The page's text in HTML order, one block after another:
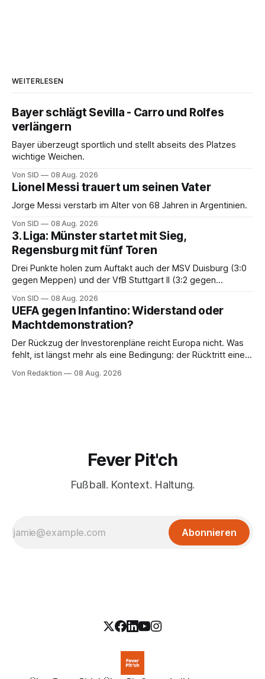
WEITERLESEN
Bayer schlägt Sevilla - Carro und Rolfes
verlängern
Bayer überzeugt sportlich und stellt abseits des Platzes
wichtige Weichen.
Von SID 08 Aug. 2026
Lionel Messi trauert um seinen Vater
Jorge Messi verstarb im Alter von 68 Jahren in Argentinien.
Von SID 08 Aug. 2026
3. Liga: Münster startet mit Sieg,
Regensburg mit fünf Toren
Drei Punkte holen zum Auftakt auch der MSV Duisburg (3:0
gegen Meppen) und der VfB Stuttgart II (3:2 gegen
Von SID 08 Aug. 2026
UEFA gegen Infantino: Widerstand oder
Machtdemonstration?
Der Rückzug der Investorenpläne reicht Europa nicht. Was
fehlt, ist längst mehr als eine Bedingung: der Rücktritt eines
Von Redaktion 08 Aug. 2026
Fever Pit'ch
Fußball. Kontext. Haltung.
Abonnieren